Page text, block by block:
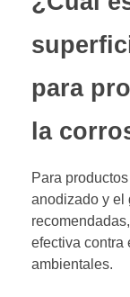
para
la
Para
anodizado y el
efectiva contra
ambientales.